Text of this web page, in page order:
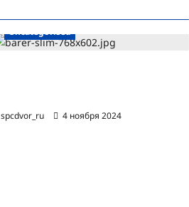
Uncategorised
spcdvor_ru
4 ноября 2024